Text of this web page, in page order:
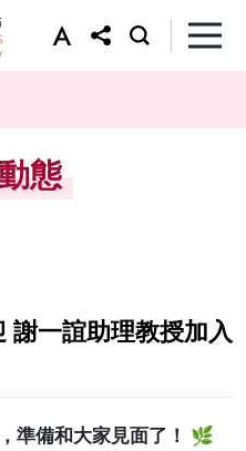
態
謝一誼助理教授加入
準備和大家見面了！ 🌿